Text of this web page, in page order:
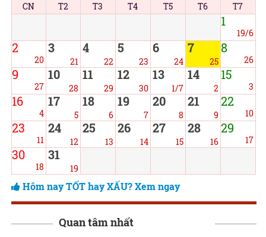
CN T2 T3 T4 T5 T6 T7
1
19/6
2
20
3
21
4
22
5
23
6
24
7
25
8
26
9
27
10
28
11
29
12
30
13
1/7
14
2
15
3
16
4
17
5
18
6
19
7
20
8
21
9
22
10
23
11
24
12
25
13
26
14
27
15
28
16
29
17
30
18
31
19
Hôm nay TỐT hay XẤU? Xem ngay
Quan tâm nhất